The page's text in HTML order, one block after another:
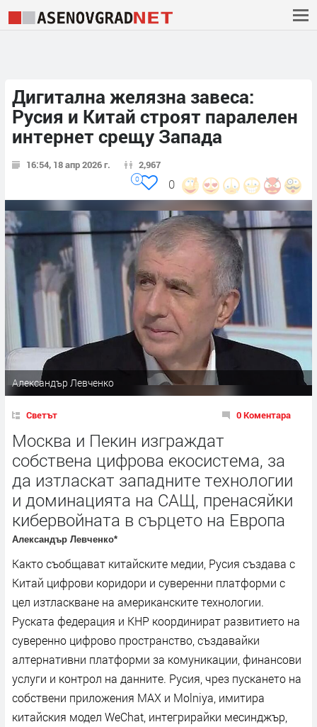
Дигитална желязна завеса:
Русия и Китай строят паралелен
интернет срещу Запада
16:54, 18 апр 2026 г. 2,967
0
0
Александър Левченко
Светът 0 Коментара
Москва и Пекин изграждат
собствена цифрова екосистема, за
да изтласкат западните технологии
и доминацията на САЩ, пренасяйки
кибервойната в сърцето на Европа
Александър Левченко*
Както съобщават китайските медии, Русия създава с
Китай цифрови коридори и суверенни платформи с
цел изтласкване на американските технологии.
Руската федерация и КНР координират развитието на
суверенно цифрово пространство, създавайки
алтернативни платформи за комуникации, финансови
услуги и контрол на данните. Русия, чрез пускането на
собствени приложения MAX и Molniya, имитира
китайския модел WeChat, интегрирайки месинджър,